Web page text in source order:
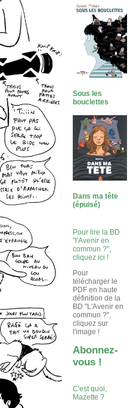
Sous les
bouclettes
Dans ma tête
(épuisé)
Pour lire la BD
"l'Avenir en
commun ?",
cliquez ici !
Pour
télécharger le
PDF en haute
définition de la
BD "L'Avenir en
commun ?",
cliquez sur
l'image !
Abonnez-
vous !
C'est quoi,
Mazette ?